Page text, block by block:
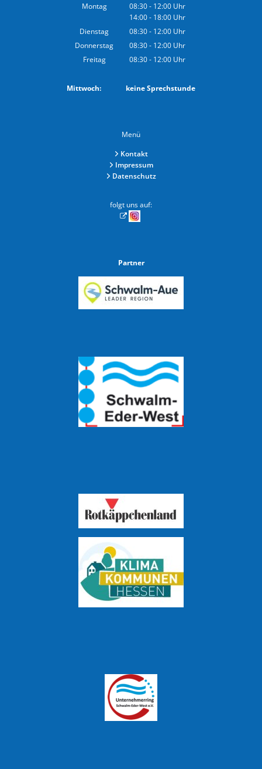
Montag
08:30- 12:00 Uhr
Von 08:30 bis 12:00 Uhr
14:00- 18:00 Uhr
Von 14:00 bis 18:00 Uhr
Dienstag 08:30- 12:00 Uhr
Von 08:30 bis 12:00 Uhr
Donnerstag 08:30- 12:00 Uhr
Von 08:30 bis 12:00 Uhr
Freitag 08:30- 12:00 Uhr
Mittwoch: keine Sprechstunde
Menü
Kontakt
Impressum
Datenschutz
folgt uns auf:
Partner